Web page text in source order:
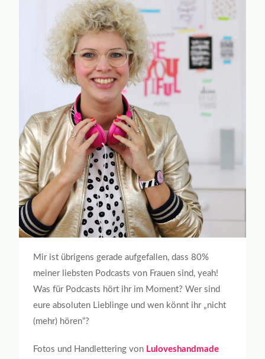
Mir ist übrigens gerade aufgefallen, dass 80%
meiner liebsten Podcasts von Frauen sind, yeah!
Was für Podcasts hört ihr im Moment? Wer sind
eure absoluten Lieblinge und wen könnt ihr „nicht
(mehr) hören“?
Fotos und Handlettering von Luloveshandmade